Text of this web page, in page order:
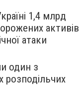
1,4 млрд
активів
атаки
один з
розподільчих